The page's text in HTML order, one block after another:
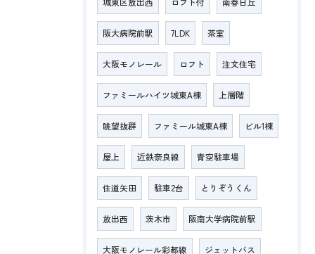
阪大病院前駅 7LDK 茶室
大阪モノレール ロフト 注文住宅
ファミールハイツ城東A棟 上層階
眺望抜群 ファミール城東A棟 ビル1棟
屋上 近鉄奈良線 青空駐車場
住道矢田 駐車2台 とりぞうくん
放出西 茨木市 阪南大学病院前駅
大阪モノレール彩都線 ジェットバス